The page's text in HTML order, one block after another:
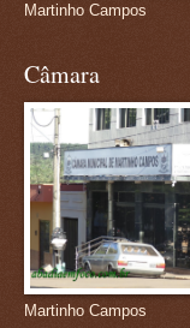
Martinho Campos
Câmara
Martinho Campos